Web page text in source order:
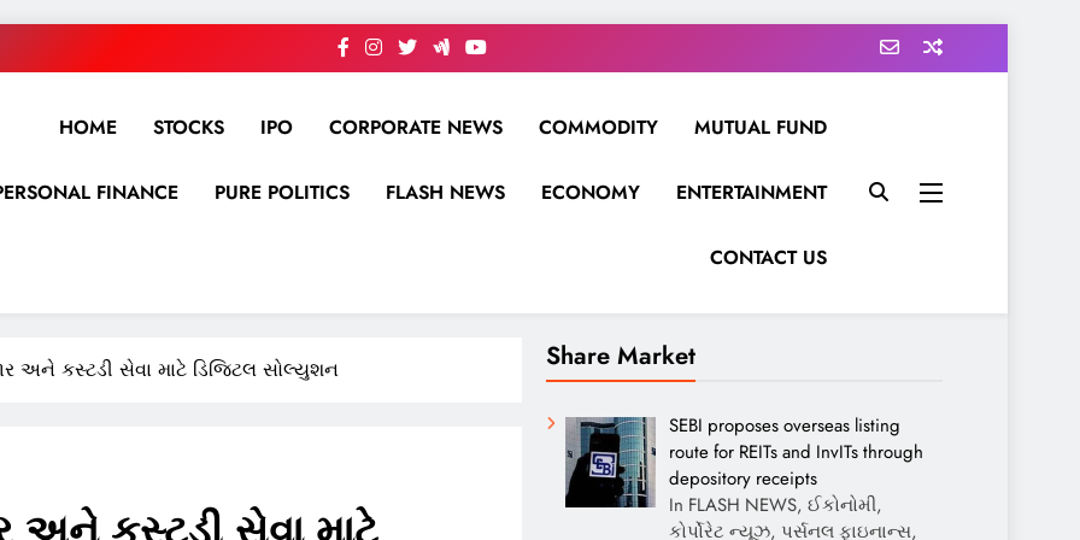
HOME STOCKS IPO CORPORATE NEWS COMMODITY MUTUAL FUND
FINANCE PURE POLITICS FLASH NEWS ECONOMY ENTERTAINMENT
CONTACT US
અને કસ્ટડી સેવા માટે ડિજિટલ સોલ્યુશન Share Market
SEBI proposes overseas listing
route for REITs and InvITs through
depository receipts
In FLASH NEWS, ઈકોનોમી,
કોર્પોરેટ ન્યૂઝ, પર્સનલ ફાઇનાન્સ,